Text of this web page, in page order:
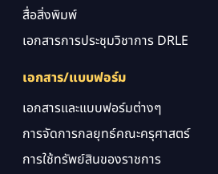
สื่อสิ่งพิมพ์
เอกสารการประชุมวิชาการ DRLE
เอกสาร/แบบฟอร์ม
เอกสารและแบบฟอร์มต่างๆ
การจัดการกลยุทธ์คณะครุศาสตร์
การใช้ทรัพย์สินของราชการ